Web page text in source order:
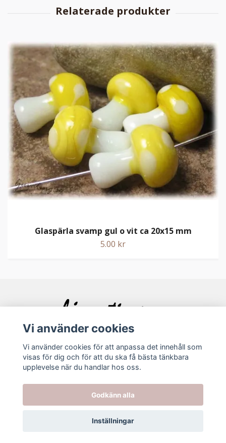
Glaspärla svamp gul o vit ca 20x15 mm
5.00 kr
Bolagsinfo
Köpvillkor
Vi använder cookies
Vi använder cookies för att anpassa det innehåll som
visas för dig och för att du ska få bästa tänkbara
upplevelse när du handlar hos oss.
Godkänn alla
Inställningar